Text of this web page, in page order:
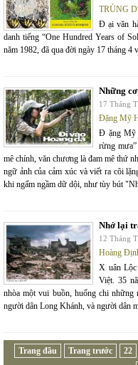
TRÙNG
Đ ại văn
danh tiếng “One Hundred Years of
năm 1982, đã qua đời ngày 17 tháng 4
Những
17 Tháng
Đặng Mỹ
Đ ặng Mỹ
rừng
mê chính, văn chương là đam mê thứ
ngữ ảnh của cảm xúc và viết ra cõi
khi ngấm ngầm dữ dội, như tùy bút
Nhớ lại
12 Tháng
Hoàng
X uân Lộc
Việt. 35
nhòa một vui buồn, huống chi
người dân Long Khánh, và người dân
Trang đầu Trang trước 22